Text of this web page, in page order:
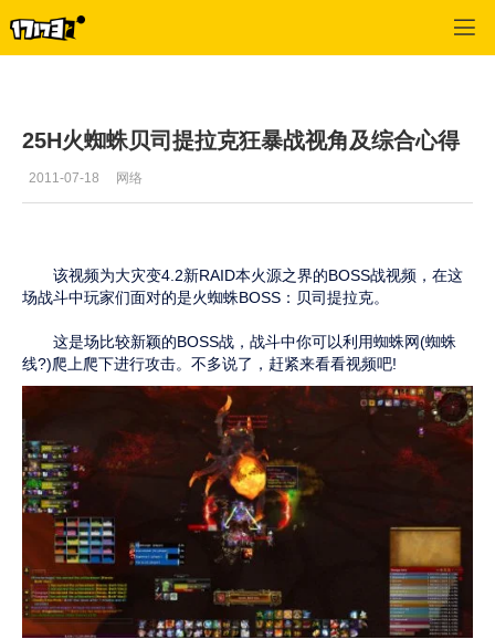
25H火蜘蛛贝司提拉克狂暴战视角及综合心得
2011-07-18 网络
该视频为大灾变4.2新RAID本火源之界的BOSS战视频，在这
场战斗中玩家们面对的是火蜘蛛BOSS：贝司提拉克。
这是场比较新颖的BOSS战，战斗中你可以利用蜘蛛网(蜘蛛
线?)爬上爬下进行攻击。不多说了，赶紧来看看视频吧!